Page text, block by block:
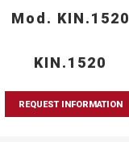
Mod. KIN.1520
KIN.1520
REQUEST INFORMATION